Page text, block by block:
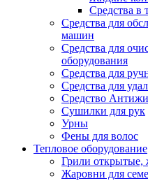
Средства в
Средства для
машин
Средства для
оборудования
Средства для
Средства для
Средство
Сушилки для рук
Урны
Фены для волос
Тепловое оборудование
Грили открытые,
Жаровни для